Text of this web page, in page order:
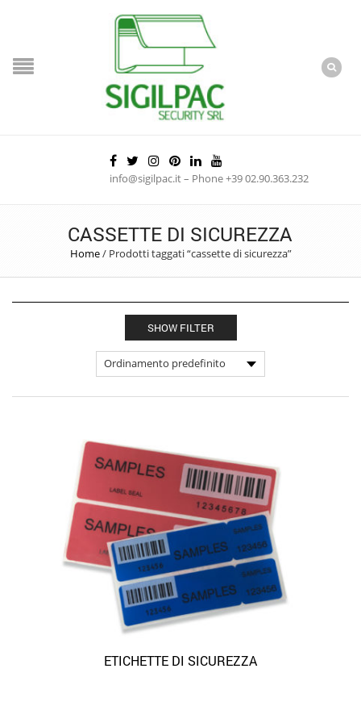
info@sigilpac.it – Phone +39 02.90.363.232
CASSETTE DI SICUREZZA
Home/ Prodotti taggati “cassette di sicurezza”
SHOW FILTER
ETICHETTE DI SICUREZZA